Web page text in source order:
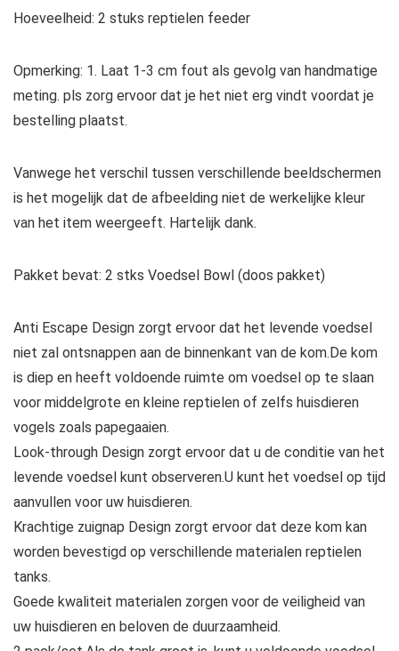
Hoeveelheid: 2 stuks reptielen feeder
Opmerking: 1. Laat 1-3 cm fout als gevolg van handmatige
meting. pls zorg ervoor dat je het niet erg vindt voordat je
bestelling plaatst.
Vanwege het verschil tussen verschillende beeldschermen
is het mogelijk dat de afbeelding niet de werkelijke kleur
van het item weergeeft. Hartelijk dank.
Pakket bevat: 2 stks Voedsel Bowl (doos pakket)
Anti Escape Design zorgt ervoor dat het levende voedsel
niet zal ontsnappen aan de binnenkant van de kom.De kom
is diep en heeft voldoende ruimte om voedsel op te slaan
voor middelgrote en kleine reptielen of zelfs huisdieren
vogels zoals papegaaien.
Look-through Design zorgt ervoor dat u de conditie van het
levende voedsel kunt observeren.U kunt het voedsel op tijd
aanvullen voor uw huisdieren.
Krachtige zuignap Design zorgt ervoor dat deze kom kan
worden bevestigd op verschillende materialen reptielen
tanks.
Goede kwaliteit materialen zorgen voor de veiligheid van
uw huisdieren en beloven de duurzaamheid.